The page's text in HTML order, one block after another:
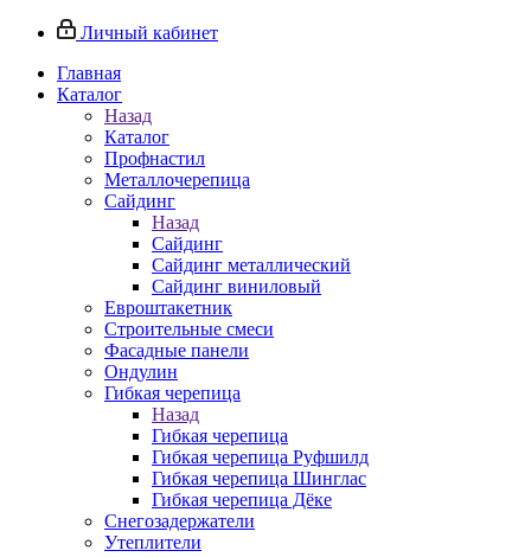
Личный кабинет
Главная
Каталог
Назад
Каталог
Профнастил
Металлочерепица
Сайдинг
Назад
Сайдинг
Сайдинг металлический
Сайдинг виниловый
Евроштакетник
Строительные смеси
Фасадные панели
Ондулин
Гибкая черепица
Назад
Гибкая черепица
Гибкая черепица Руфшилд
Гибкая черепица Шинглас
Гибкая черепица Дёке
Снегозадержатели
Утеплители